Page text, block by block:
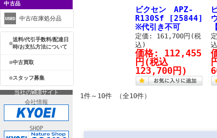
中古品
中古/在庫処分品
送料/代引手数料/配達日
時/お支払方法について
中古買取
スタッフ募集
当社のWEBサイト
会社情報
SHOP
ビクセン APZ-
R130Sf [25844]
※代引き不可
定価: 161,700円(税
込)
価格: 112,455
円 (税込
123,700円)
1件～10件 （全10件）